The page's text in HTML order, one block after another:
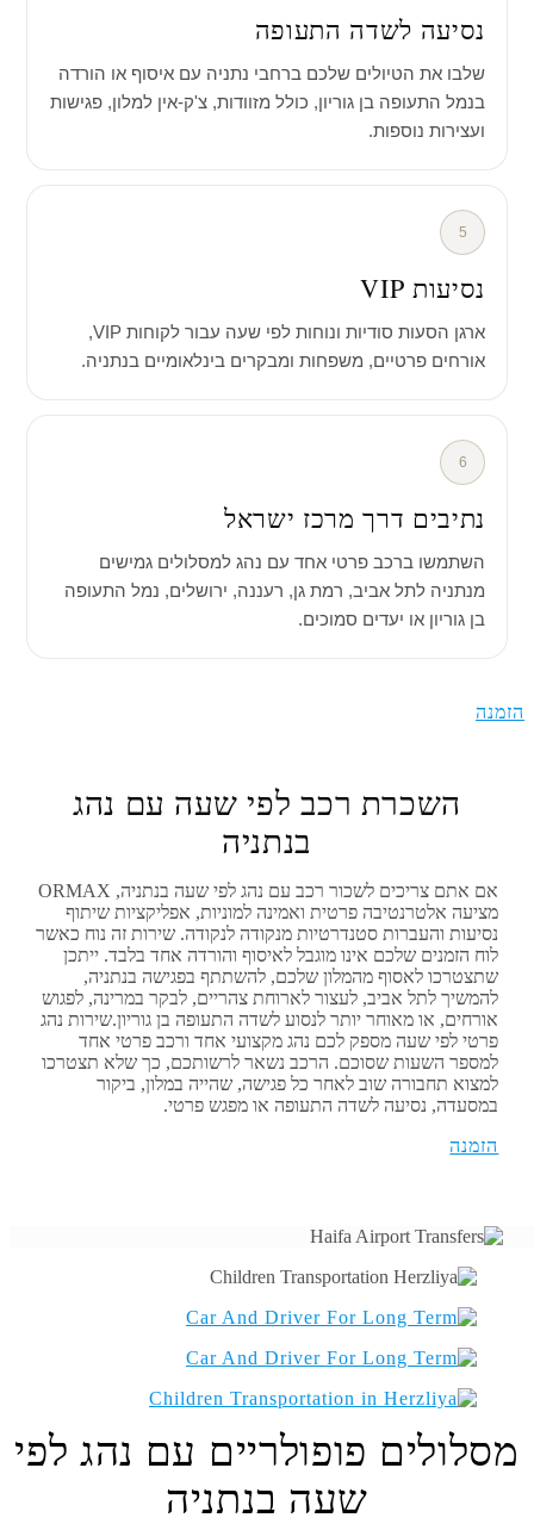
נסיעה לשדה התעופה
שלבו את הטיולים שלכם ברחבי נתניה עם איסוף או הורדה
בנמל התעופה בן גוריון, כולל מזוודות, צ'ק-אין למלון, פגישות
ועצירות נוספות.
5
נסיעות VIP
ארגן הסעות סודיות ונוחות לפי שעה עבור לקוחות VIP,
אורחים פרטיים, משפחות ומבקרים בינלאומיים בנתניה.
6
נתיבים דרך מרכז ישראל
השתמשו ברכב פרטי אחד עם נהג למסלולים גמישים
מנתניה לתל אביב, רמת גן, רעננה, ירושלים, נמל התעופה
בן גוריון או יעדים סמוכים.
הזמנה
השכרת רכב לפי שעה עם נהג
בנתניה
אם אתם צריכים לשכור רכב עם נהג לפי שעה בנתניה, ORMAX
מציעה אלטרנטיבה פרטית ואמינה למוניות, אפליקציות שיתוף
נסיעות והעברות סטנדרטיות מנקודה לנקודה. שירות זה נוח כאשר
לוח הזמנים שלכם אינו מוגבל לאיסוף והורדה אחד בלבד. ייתכן
שתצטרכו לאסוף מהמלון שלכם, להשתתף בפגישה בנתניה,
להמשיך לתל אביב, לעצור לארוחת צהריים, לבקר במרינה, לפגוש
אורחים, או מאוחר יותר לנסוע לשדה התעופה בן גוריון.שירות נהג
פרטי לפי שעה מספק לכם נהג מקצועי אחד ורכב פרטי אחד
למספר השעות שסוכם. הרכב נשאר לרשותכם, כך שלא תצטרכו
למצוא תחבורה שוב לאחר כל פגישה, שהייה במלון, ביקור
במסעדה, נסיעה לשדה התעופה או מפגש פרטי.
הזמנה
מסלולים פופולריים עם נהג לפי
שעה בנתניה